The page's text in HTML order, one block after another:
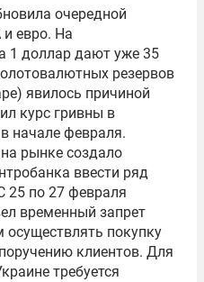
очередной
евро. На
1 доллар дают уже 35
резервов
явилось причиной
курс гривны в
начале февраля.
рынке создало
ввести ряд
25 по 27 февраля
временный запрет
покупку
клиентов. Для
требуется